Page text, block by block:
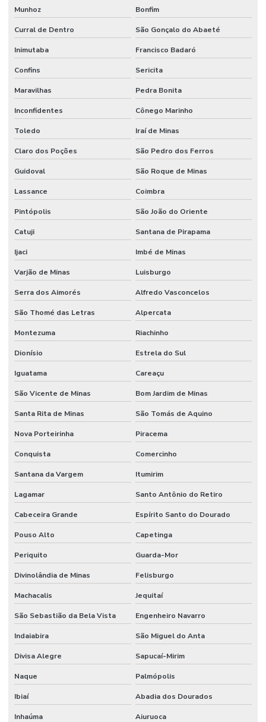
Munhoz Bonfim
Curral de Dentro São Gonçalo do Abaeté
Inimutaba Francisco Badaró
Confins Sericita
Maravilhas Pedra Bonita
Inconfidentes Cônego Marinho
Toledo Iraí de Minas
Claro dos Poções São Pedro dos Ferros
Guidoval São Roque de Minas
Lassance Coimbra
Pintópolis São João do Oriente
Catuji Santana de Pirapama
Ijaci Imbé de Minas
Varjão de Minas Luisburgo
Serra dos Aimorés Alfredo Vasconcelos
São Thomé das Letras Alpercata
Montezuma Riachinho
Dionísio Estrela do Sul
Iguatama Careaçu
São Vicente de Minas Bom Jardim de Minas
Santa Rita de Minas São Tomás de Aquino
Nova Porteirinha Piracema
Conquista Comercinho
Santana da Vargem Itumirim
Lagamar Santo Antônio do Retiro
Cabeceira Grande Espírito Santo do Dourado
Pouso Alto Capetinga
Periquito Guarda-Mor
Divinolândia de Minas Felisburgo
Machacalis Jequitaí
São Sebastião da Bela Vista Engenheiro Navarro
Indaiabira São Miguel do Anta
Divisa Alegre Sapucaí-Mirim
Naque Palmópolis
Ibiaí Abadia dos Dourados
Inhaúma Aiuruoca